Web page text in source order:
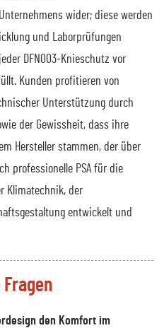
wider; diese werden
und Laborprüfungen
DFN003-Knieschutz vor
Kunden profitieren von
Unterstützung durch
der Gewissheit, dass ihre
Hersteller stammen, der über
professionelle PSA für die
Klimatechnik, der
entwickelt und
den Komfort im